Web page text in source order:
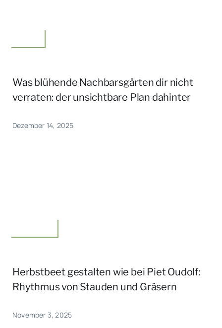
Was blühende Nachbarsgärten dir nicht
verraten: der unsichtbare Plan dahinter
Dezember 14, 2025
Herbstbeet gestalten wie bei Piet Oudolf:
Rhythmus von Stauden und Gräsern
November 3, 2025